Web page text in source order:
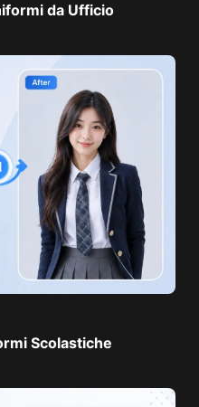
da Ufficio
Scolastiche